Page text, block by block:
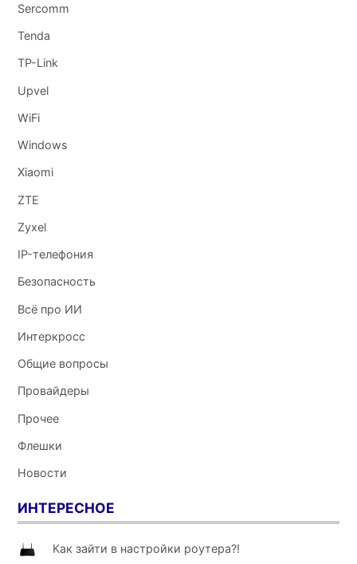
Sercomm
Tenda
TP-Link
Upvel
WiFi
Windows
Xiaomi
ZTE
Zyxel
IP-телефония
Безопасность
Всё про ИИ
Интеркросс
Общие вопросы
Провайдеры
Прочее
Флешки
Новости
ИНТЕРЕСНОЕ
Как зайти в настройки роутера?!